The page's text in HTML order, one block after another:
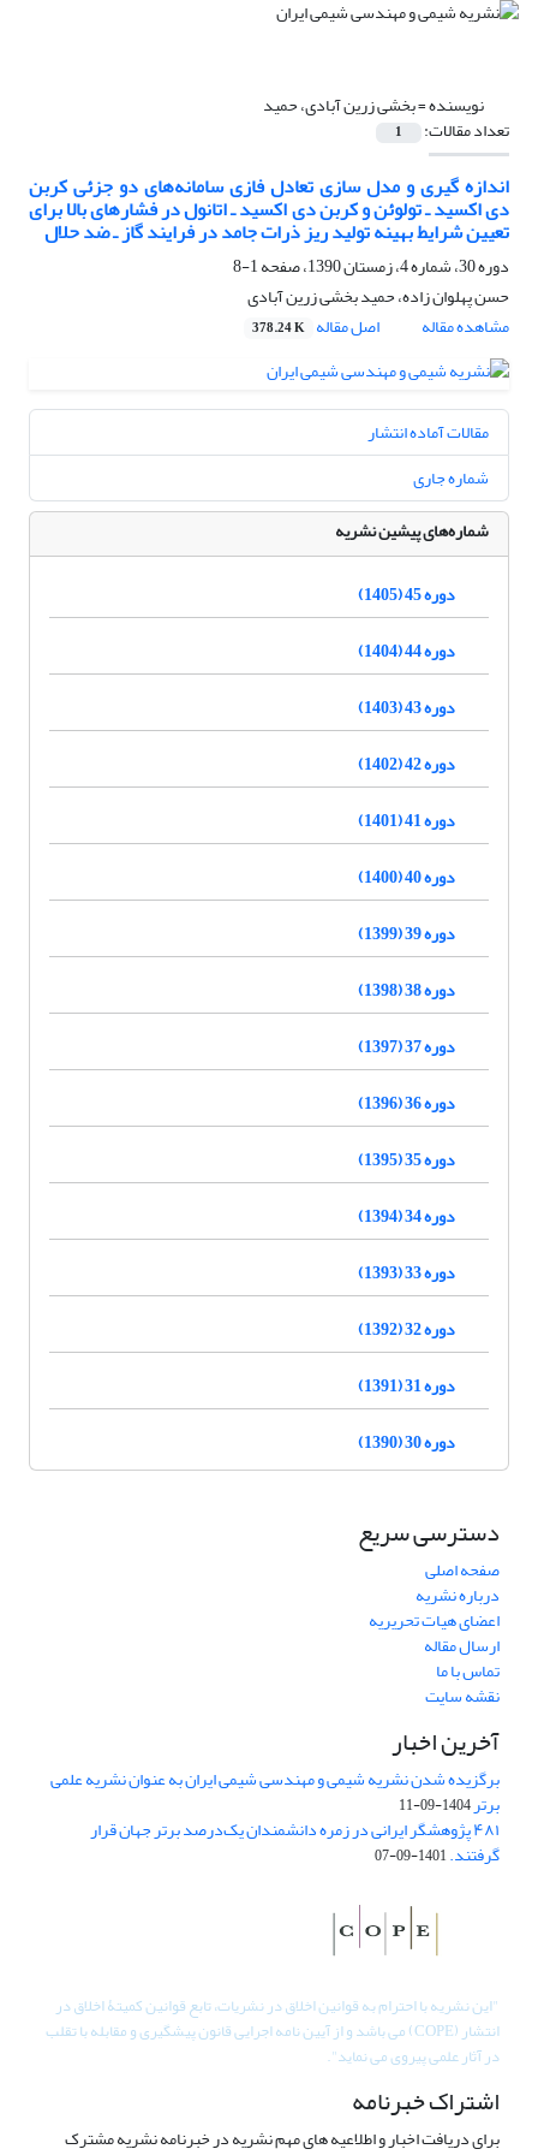
نویسنده =بخشی زرین آبادی، حمید
تعداد مقالات: 1
اندازه گیری و مدل سازی تعادل فازی سامانه‌های دو جزئی کربن
دی اکسید ـ تولوئن و کربن دی اکسید ـ اتانول در فشارهای بالا برای
تعیین شرایط بهینه تولید ریز ذرات جامد در فرایند گاز ـ ضد حلال
دوره 30، شماره 4، زمستان 1390، صفحه
1-8
حسن پهلوان زاده، حمید بخشی زرین آبادی
مشاهده مقاله
اصل مقاله 378.24 K
مقالات آماده انتشار
شماره جاری
شماره‌های پیشین نشریه
دوره 45 (1405)
دوره 44 (1404)
دوره 43 (1403)
دوره 42 (1402)
دوره 41 (1401)
دوره 40 (1400)
دوره 39 (1399)
دوره 38 (1398)
دوره 37 (1397)
دوره 36 (1396)
دوره 35 (1395)
دوره 34 (1394)
دوره 33 (1393)
دوره 32 (1392)
دوره 31 (1391)
دوره 30 (1390)
دسترسی سریع
صفحه اصلی
درباره نشریه
اعضای هیات تحریریه
ارسال مقاله
تماس با ما
نقشه سایت
آخرین اخبار
برگزیده شدن نشریه شیمی و مهندسی شیمی ایران به عنوان نشریه علمی
برتر1404-09-11
۴۸۱ پژوهشگر ایرانی در زمره دانشمندان یک‌درصد برتر جهان قرار
گرفتند.1401-09-07
"این نشریه با احترام به قوانین اخلاق در نشریات، تابع قوانین کمیتۀ اخلاق در
انتشار (COPE) می باشد و از آیین نامه اجرایی قانون پیشگیری و مقابله با تقلب
در آثار علمی پیروی می نماید".
اشتراک خبرنامه
برای دریافت اخبار و اطلاعیه های مهم نشریه در خبرنامه نشریه مشترک